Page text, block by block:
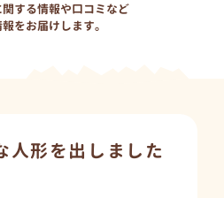
する情報や口コミなど
をお届けします。
人形を出しました